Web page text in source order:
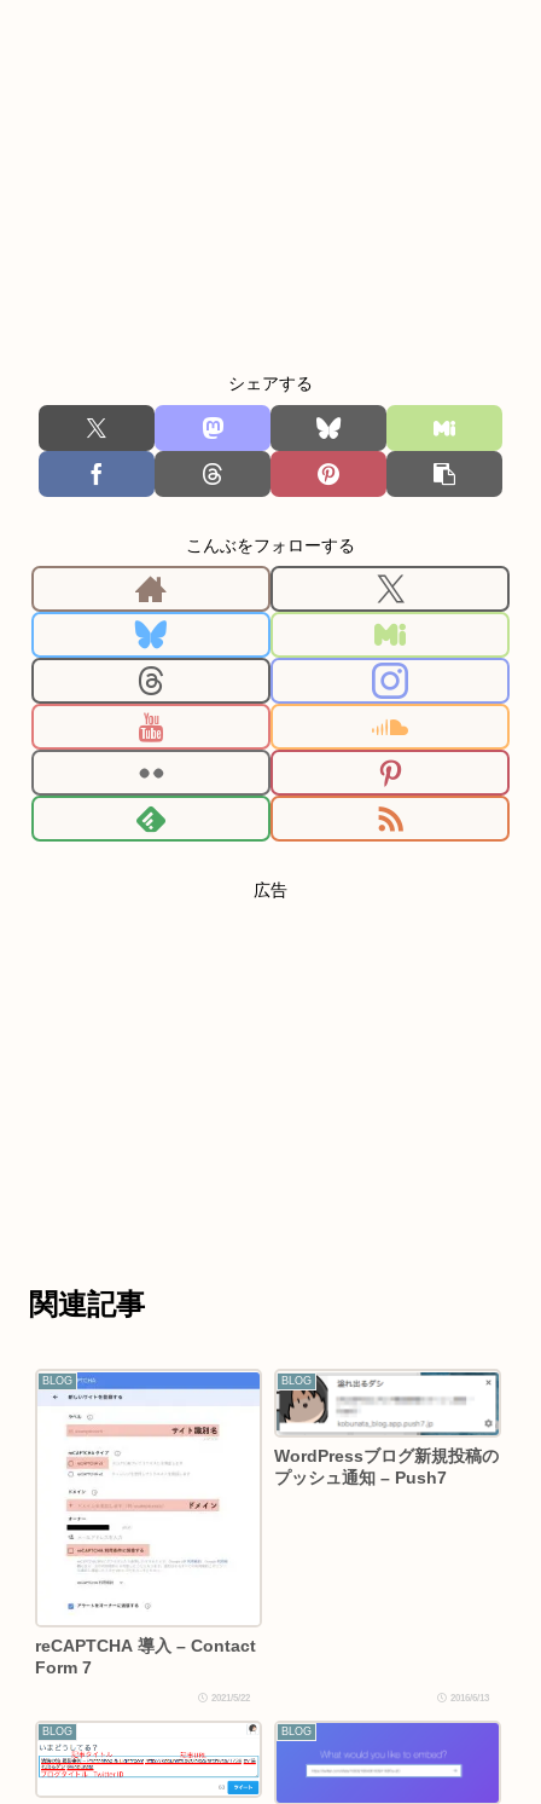
シェアする
こんぶをフォローする
広告
関連記事
BLOG
reCAPTCHA 導入 – Contact
Form 7
2021/5/22
BLOG
WordPressブログ新規投稿の
プッシュ通知 – Push7
2016/6/13
BLOG BLOG